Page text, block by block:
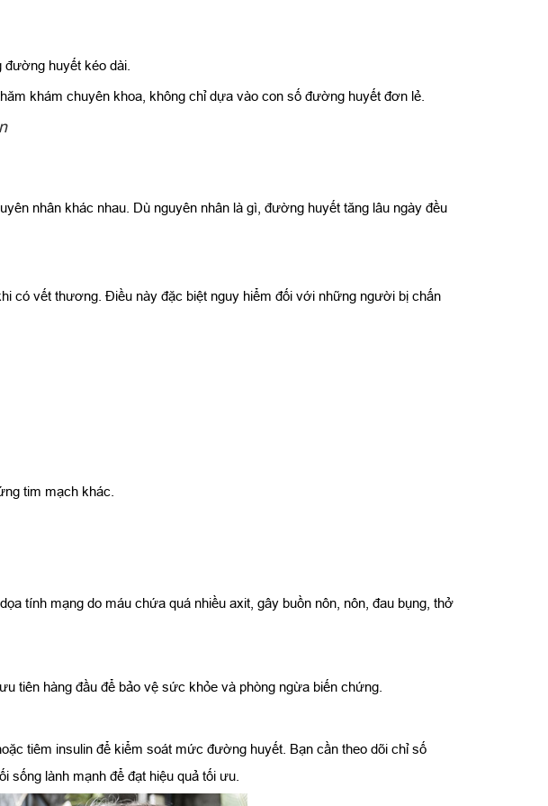
huyết kéo dài.
khám chuyên khoa, không chỉ dựa vào con số đường huyết đơn lẻ.
nhân khác nhau. Dù nguyên nhân là gì, đường huyết tăng lâu ngày đều
có vết thương. Điều này đặc biệt nguy hiểm đối với những người bị chấn
tim mạch khác.
tính mạng do máu chứa quá nhiều axit, gây buồn nôn, nôn, đau bụng, thở
tiên hàng đầu để bảo vệ sức khỏe và phòng ngừa biến chứng.
tiêm insulin để kiểm soát mức đường huyết. Bạn cần theo dõi chỉ số
lành mạnh để đạt hiệu quả tối ưu.